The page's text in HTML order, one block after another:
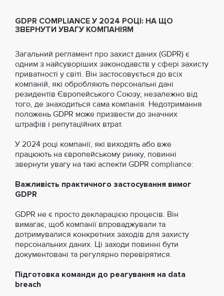
GDPR COMPLIANCE У 2024 РОЦІ: НА ЩО
ЗВЕРНУТИ УВАГУ КОМПАНІЯМ
Загальний регламент про захист даних (GDPR) є
одним з найсуворіших законодавств у сфері захисту
приватності у світі. Він застосовується до всіх
компаній, які обробляють персональні дані
резидентів Європейського Союзу, незалежно від
того, де знаходиться сама компанія. Недотримання
положень GDPR може призвести до значних
штрафів і репутаційних втрат.
У 2024 році компанії, які виходять або вже
працюють на європейському ринку, повинні
звернути увагу на такі аспекти GDPR compliance:
Важливість практичного застосування вимог
GDPR
GDPR не є просто декларацією процесів. Він
вимагає, щоб компанії впроваджували та
дотримувалися конкретних заходів для захисту
персональних даних. Ці заходи повинні бути
документовані та регулярно перевірятися.
Підготовка команди до реагування на data
breach